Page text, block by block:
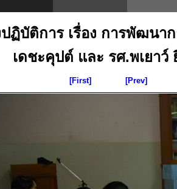
ปฏิบัติการ เรื่อง การพัฒน
เดชะคุปต์ และ รศ.พเยา
[First] [Prev]